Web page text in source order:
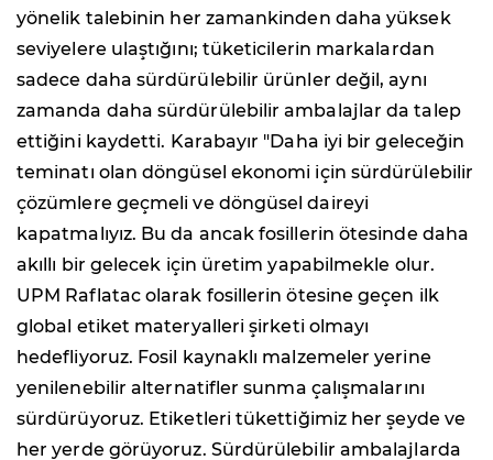
yönelik talebinin her zamankinden daha yüksek
seviyelere ulaştığını; tüketicilerin markalardan
sadece daha sürdürülebilir ürünler değil, aynı
zamanda daha sürdürülebilir ambalajlar da talep
ettiğini kaydetti. Karabayır "Daha iyi bir geleceğin
teminatı olan döngüsel ekonomi için sürdürülebilir
çözümlere geçmeli ve döngüsel daireyi
kapatmalıyız. Bu da ancak fosillerin ötesinde daha
akıllı bir gelecek için üretim yapabilmekle olur.
UPM Raflatac olarak fosillerin ötesine geçen ilk
global etiket materyalleri şirketi olmayı
hedefliyoruz. Fosil kaynaklı malzemeler yerine
yenilenebilir alternatifler sunma çalışmalarını
sürdürüyoruz. Etiketleri tükettiğimiz her şeyde ve
her yerde görüyoruz. Sürdürülebilir ambalajlarda